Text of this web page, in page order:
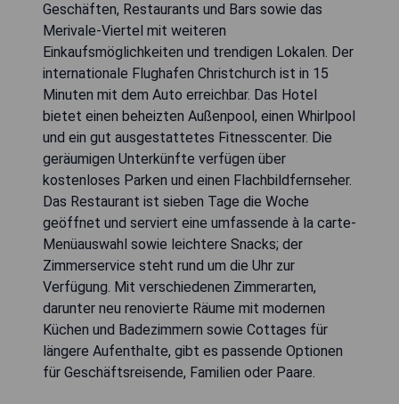
Geschäften, Restaurants und Bars sowie das
Merivale-Viertel mit weiteren
Einkaufsmöglichkeiten und trendigen Lokalen. Der
internationale Flughafen Christchurch ist in 15
Minuten mit dem Auto erreichbar. Das Hotel
bietet einen beheizten Außenpool, einen Whirlpool
und ein gut ausgestattetes Fitnesscenter. Die
geräumigen Unterkünfte verfügen über
kostenloses Parken und einen Flachbildfernseher.
Das Restaurant ist sieben Tage die Woche
geöffnet und serviert eine umfassende à la carte-
Menüauswahl sowie leichtere Snacks; der
Zimmerservice steht rund um die Uhr zur
Verfügung. Mit verschiedenen Zimmerarten,
darunter neu renovierte Räume mit modernen
Küchen und Badezimmern sowie Cottages für
längere Aufenthalte, gibt es passende Optionen
für Geschäftsreisende, Familien oder Paare.